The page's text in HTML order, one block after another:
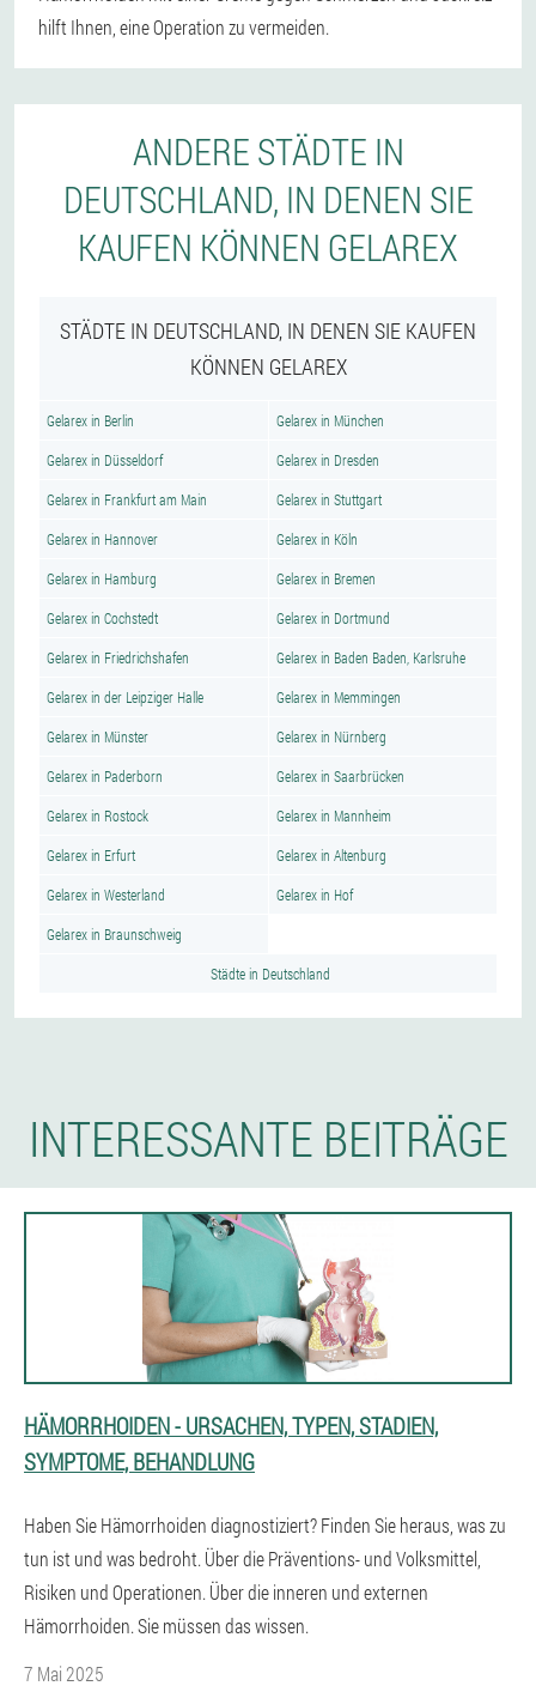
hilft Ihnen, eine Operation zu vermeiden.
ANDERE STÄDTE IN
DEUTSCHLAND, IN DENEN SIE
KAUFEN KÖNNEN GELAREX
STÄDTE IN DEUTSCHLAND, IN DENEN SIE KAUFEN
KÖNNEN GELAREX
Gelarex in Berlin Gelarex in München
Gelarex in Düsseldorf Gelarex in Dresden
Gelarex in Frankfurt am Main Gelarex in Stuttgart
Gelarex in Hannover Gelarex in Köln
Gelarex in Hamburg Gelarex in Bremen
Gelarex in Cochstedt Gelarex in Dortmund
Gelarex in Friedrichshafen Gelarex in Baden Baden, Karlsruhe
Gelarex in der Leipziger Halle Gelarex in Memmingen
Gelarex in Münster Gelarex in Nürnberg
Gelarex in Paderborn Gelarex in Saarbrücken
Gelarex in Rostock Gelarex in Mannheim
Gelarex in Erfurt Gelarex in Altenburg
Gelarex in Westerland Gelarex in Hof
Gelarex in Braunschweig
Städte in Deutschland
INTERESSANTE BEITRÄGE
HÄMORRHOIDEN - URSACHEN, TYPEN, STADIEN,
SYMPTOME, BEHANDLUNG
Haben Sie Hämorrhoiden diagnostiziert? Finden Sie heraus, was zu
tun ist und was bedroht. Über die Präventions- und Volksmittel,
Risiken und Operationen. Über die inneren und externen
Hämorrhoiden. Sie müssen das wissen.
7 Mai 2025